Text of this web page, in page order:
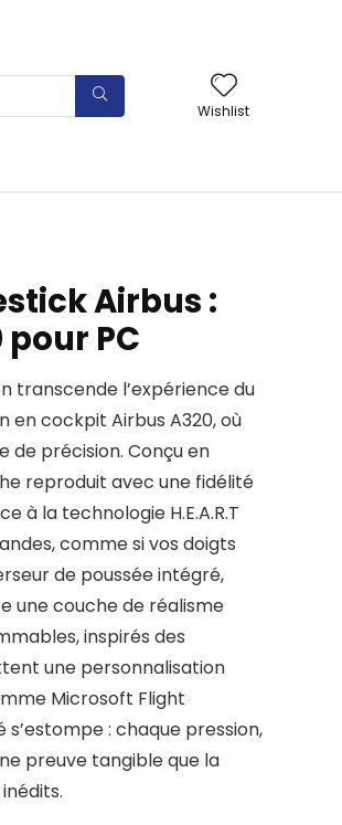
Wishlist
Airbus :
PC
transcende l’expérience du
cockpit Airbus A320, où
de précision. Conçu en
reproduit avec une fidélité
à la technologie H.E.A.R.T
comme si vos doigts
de poussée intégré,
une couche de réalisme
inspirés des
une personnalisation
Microsoft Flight
: chaque pression,
preuve tangible que la